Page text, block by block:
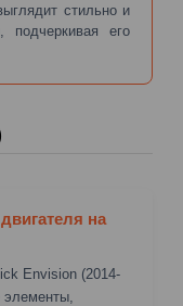
стильно и
подчеркивая его
на
Envision (2014-
элементы,